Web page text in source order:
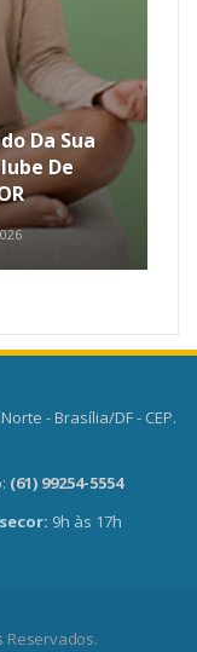
Da Sua
De
- Brasília/DF - CEP.
(61) 99254-5554
9h às 17h
Reservados.